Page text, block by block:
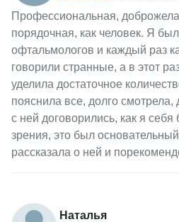
Профессиональная,
порядочная, как человек. Я
офтальмологов и каждый раз
говорили странные, а в этот
уделила достаточное
пояснила все, долго
с ней договорились, как я себя
зрения, это был
рассказала о ней и
Наталья